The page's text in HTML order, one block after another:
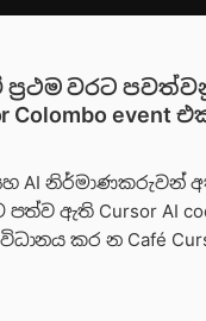
ප්‍රථම වරට
Colombo event
සහ AI නිර්මාණකරුවන්
ඇති Cursor AI
කර න Café